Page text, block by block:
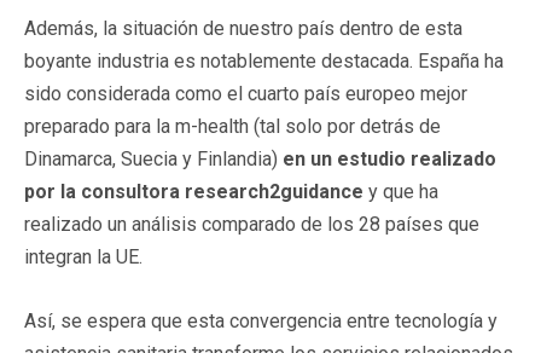
Además, la situación de nuestro país dentro de esta
boyante industria es notablemente destacada. España ha
sido considerada como el cuarto país europeo mejor
preparado para la m-health (tal solo por detrás de
Dinamarca, Suecia y Finlandia) en un estudio realizado
por la consultora research2guidance y que ha
realizado un análisis comparado de los 28 países que
integran la UE.
Así, se espera que esta convergencia entre tecnología y